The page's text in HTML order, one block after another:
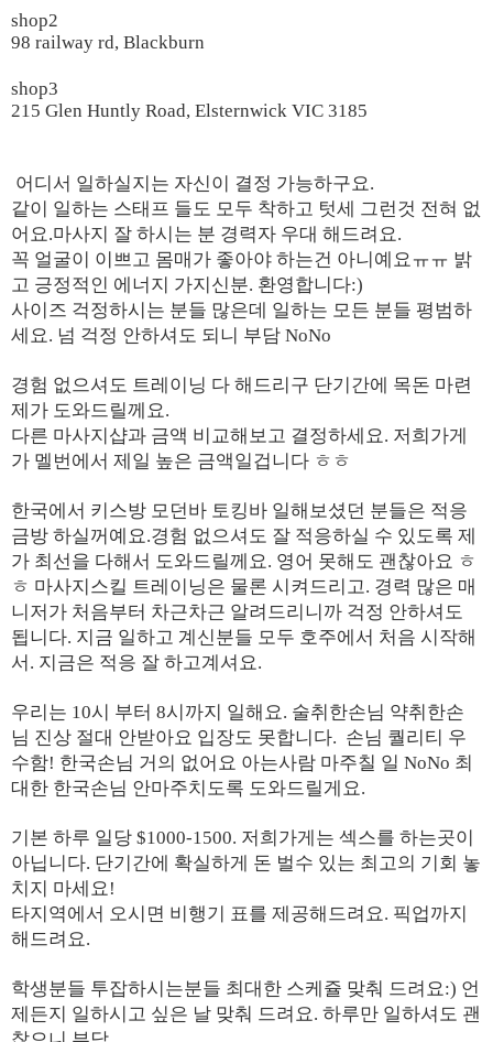
shop2
98 railway rd, Blackburn
shop3
215 Glen Huntly Road, Elsternwick VIC 3185
어디서 일하실지는 자신이 결정 가능하구요.
같이 일하는 스태프 들도 모두 착하고 텃세 그런것 전혀 없
어요.마사지 잘 하시는 분 경력자 우대 해드려요.
꼭 얼굴이 이쁘고 몸매가 좋아야 하는건 아니예요ㅠㅠ 밝
고 긍정적인 에너지 가지신분. 환영합니다:)
사이즈 걱정하시는 분들 많은데 일하는 모든 분들 평범하
세요. 넘 걱정 안하셔도 되니 부담 NoNo
경험 없으셔도 트레이닝 다 해드리구 단기간에 목돈 마련
제가 도와드릴께요.
다른 마사지샵과 금액 비교해보고 결정하세요. 저희가게
가 멜번에서 제일 높은 금액일겁니다 ㅎㅎ
한국에서 키스방 모던바 토킹바 일해보셨던 분들은 적응
금방 하실꺼예요.경험 없으셔도 잘 적응하실 수 있도록 제
가 최선을 다해서 도와드릴께요. 영어 못해도 괜찮아요 ㅎ
ㅎ 마사지스킬 트레이닝은 물론 시켜드리고. 경력 많은 매
니저가 처음부터 차근차근 알려드리니까 걱정 안하셔도
됩니다. 지금 일하고 계신분들 모두 호주에서 처음 시작해
서. 지금은 적응 잘 하고계셔요.
우리는 10시 부터 8시까지 일해요. 술취한손님 약취한손
님 진상 절대 안받아요 입장도 못합니다. 손님 퀄리티 우
수함! 한국손님 거의 없어요 아는사람 마주칠 일 NoNo 최
대한 한국손님 안마주치도록 도와드릴게요.
기본 하루 일당 $1000-1500. 저희가게는 섹스를 하는곳이
아닙니다. 단기간에 확실하게 돈 벌수 있는 최고의 기회 놓
치지 마세요!
타지역에서 오시면 비행기 표를 제공해드려요. 픽업까지
해드려요.
학생분들 투잡하시는분들 최대한 스케쥴 맞춰 드려요:) 언
제든지 일하시고 싶은 날 맞춰 드려요. 하루만 일하셔도 괜